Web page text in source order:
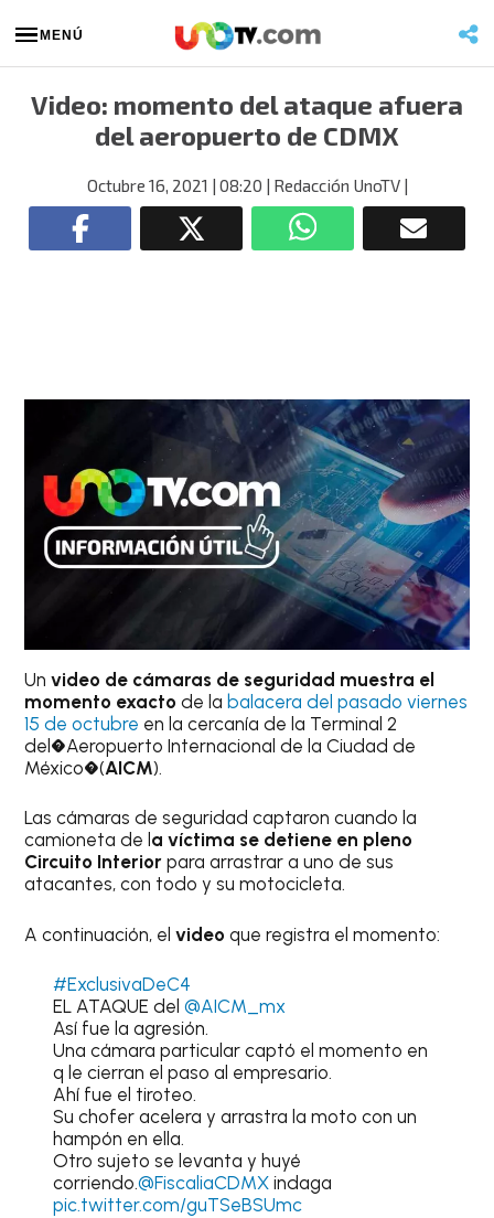
MENÚ
Video: momento del ataque afuera
del aeropuerto de CDMX
Octubre 16, 2021 | 08:20 | Redacción UnoTV|
Un video de cámaras de seguridad muestra el
momento exactode labalacera del pasado viernes
15 de octubre en la cercanía de la Terminal 2
del�Aeropuerto Internacional de la Ciudad de
México�(AICM).
Las cámaras de seguridad captaron cuando la
camioneta de l a víctima se detiene en pleno
Circuito Interiorpara arrastrar a uno de sus
atacantes, con todo y su motocicleta.
A continuación, elvideo que registra el momento:
#ExclusivaDeC4
EL ATAQUE del @AICM_mx
Así fue la agresión.
Una cámara particular captó el momento en
q le cierran el paso al empresario.
Ahí fue el tiroteo.
Su chofer acelera y arrastra la moto con un
hampón en ella.
Otro sujeto se levanta y huyé
corriendo.@FiscaliaCDMXindaga
pic.twitter.com/guTSeBSUmc